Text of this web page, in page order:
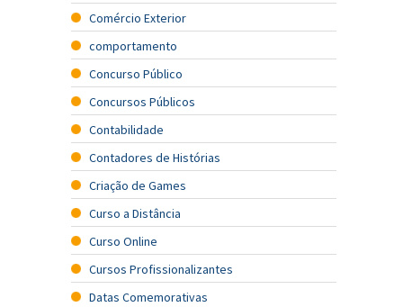
Comércio Exterior
comportamento
Concurso Público
Concursos Públicos
Contabilidade
Contadores de Histórias
Criação de Games
Curso a Distância
Curso Online
Cursos Profissionalizantes
Datas Comemorativas